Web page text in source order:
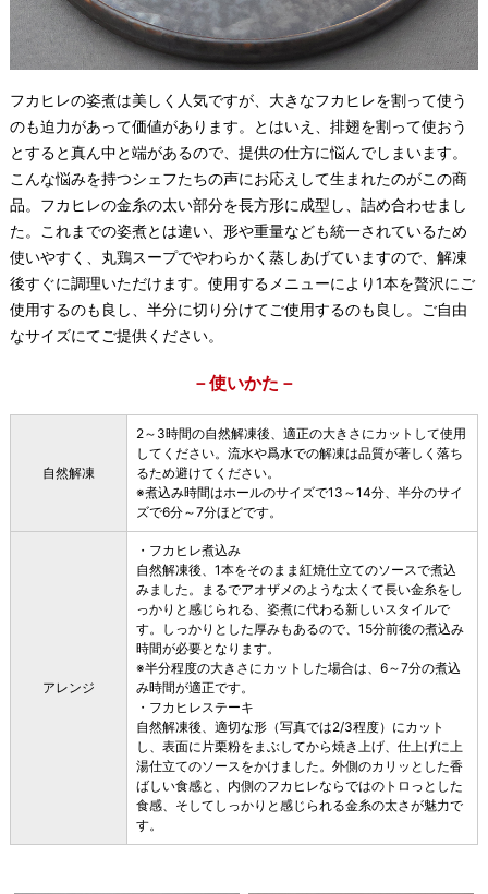
フカヒレの姿煮は美しく人気ですが、大きなフカヒレを割って使う
のも迫力があって価値があります。とはいえ、排翅を割って使おう
とすると真ん中と端があるので、提供の仕方に悩んでしまいます。
こんな悩みを持つシェフたちの声にお応えして生まれたのがこの商
品。フカヒレの金糸の太い部分を長方形に成型し、詰め合わせまし
た。これまでの姿煮とは違い、形や重量なども統一されているため
使いやすく、丸鶏スープでやわらかく蒸しあげていますので、解凍
後すぐに調理いただけます。使用するメニューにより1本を贅沢にご
使用するのも良し、半分に切り分けてご使用するのも良し。ご自由
なサイズにてご提供ください。
－使いかた－
自然解凍
2～3時間の自然解凍後、適正の大きさにカットして使用
してください。流水や爲水での解凍は品質が著しく落ち
るため避けてください。
※煮込み時間はホールのサイズで13～14分、半分のサイ
ズで6分～7分ほどです。
アレンジ
・フカヒレ煮込み
自然解凍後、1本をそのまま紅焼仕立てのソースで煮込
みました。まるでアオザメのような太くて長い金糸をし
っかりと感じられる、姿煮に代わる新しいスタイルで
す。しっかりとした厚みもあるので、15分前後の煮込み
時間が必要となります。
※半分程度の大きさにカットした場合は、6～7分の煮込
み時間が適正です。
・フカヒレステーキ
自然解凍後、適切な形（写真では2/3程度）にカット
し、表面に片栗粉をまぶしてから焼き上げ、仕上げに上
湯仕立てのソースをかけました。外側のカリッとした香
ばしい食感と、内側のフカヒレならではのトロっとした
食感、そしてしっかりと感じられる金糸の太さが魅力で
す。